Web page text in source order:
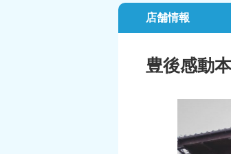
店舗情報
豊後感動